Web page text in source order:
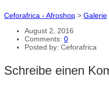
Ceforafrica - Afroshop > Galerie
August 2, 2016
Comments: 0
Posted by: Ceforafrica
Schreibe einen